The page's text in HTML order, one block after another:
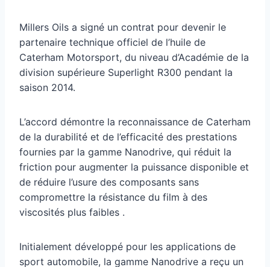
Millers Oils a signé un contrat pour devenir le
partenaire technique officiel de l’huile de
Caterham Motorsport, du niveau d’Académie de la
division supérieure Superlight R300 pendant la
saison 2014.
L’accord démontre la reconnaissance de Caterham
de la durabilité et de l’efficacité des prestations
fournies par la gamme Nanodrive, qui réduit la
friction pour augmenter la puissance disponible et
de réduire l’usure des composants sans
compromettre la résistance du film à des
viscosités plus faibles .
Initialement développé pour les applications de
sport automobile, la gamme Nanodrive a reçu un